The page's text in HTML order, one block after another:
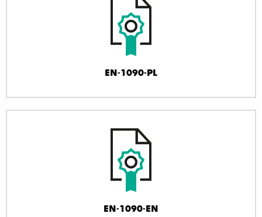
EN-1090-PL
EN-1090-EN